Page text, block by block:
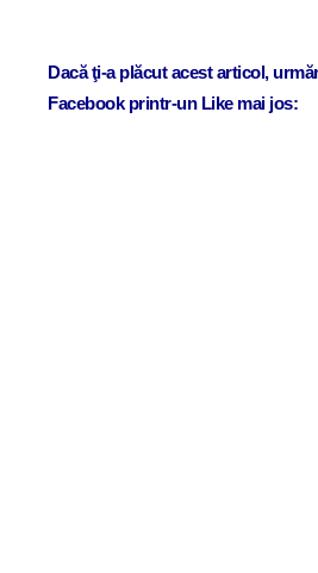
Dacă ţi-a plăcut acest articol,
Facebook printr-un Like mai jos: